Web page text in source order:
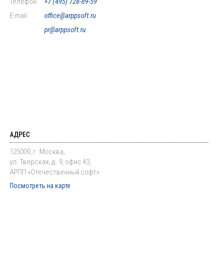
E-mail:
office@arppsoft.ru
pr@arppsoft.ru
АДРЕС
125009, г. Москва,
ул. Тверская, д. 9, офис 43,
АРПП «Отечественный софт»
Посмотреть на карте